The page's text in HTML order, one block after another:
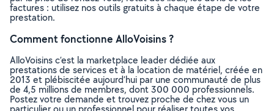
factures : utilisez nos outils gratuits à chaque étape de votre
prestation.
Comment fonctionne AlloVoisins ?
AlloVoisins c’est la marketplace leader dédiée aux
prestations de services et à la location de matériel, créée en
2013 et plébiscitée aujourd’hui par une communauté de plus
de 4,5 millions de membres, dont 300 000 professionnels.
Postez votre demande et trouvez proche de chez vous un